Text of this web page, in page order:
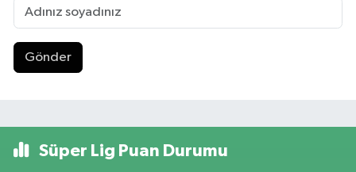
Gönder
Süper Lig Puan Durumu